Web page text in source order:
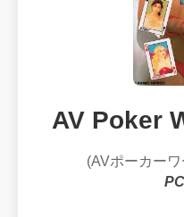
AV Poker
(AVポーカー